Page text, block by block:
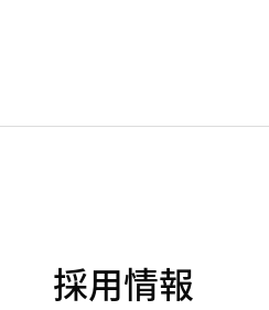
採用情報